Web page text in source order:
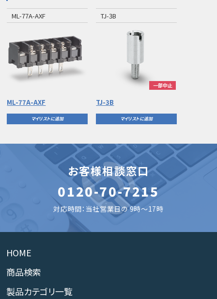
ML-77A-AXF
ML-77A-AXF
マイリストに追加
TJ-3B
一部中止
TJ-3B
マイリストに追加
お客様相談窓口
0120-70-7215
対応時間：当社営業日の 9時～17時
HOME
商品検索
製品カテゴリ一覧